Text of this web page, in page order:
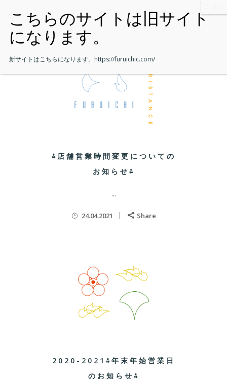
⁂店舗営業時間変更についての
お知らせ⁂
...
24.04.2021 Share
2020-2021⁂年末年始営業日
のお知らせ⁂
新サイトはこちらになります。 https://furuichic.com/